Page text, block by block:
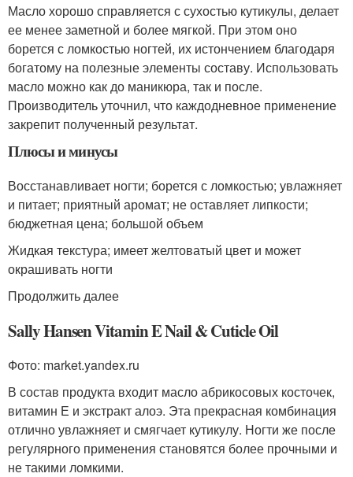
Масло хорошо справляется с сухостью кутикулы, делает
ее менее заметной и более мягкой. При этом оно
борется с ломкостью ногтей, их истончением благодаря
богатому на полезные элементы составу. Использовать
масло можно как до маникюра, так и после.
Производитель уточнил, что каждодневное применение
закрепит полученный результат.
Плюсы и минусы
Восстанавливает ногти; борется с ломкостью; увлажняет
и питает; приятный аромат; не оставляет липкости;
бюджетная цена; большой объем
Жидкая текстура; имеет желтоватый цвет и может
окрашивать ногти
Продолжить далее
Sally Hansen Vitamin E Nail & Cuticle Oil
Фото: market.yandex.ru
В состав продукта входит масло абрикосовых косточек,
витамин Е и экстракт алоэ. Эта прекрасная комбинация
отлично увлажняет и смягчает кутикулу. Ногти же после
регулярного применения становятся более прочными и
не такими ломкими.